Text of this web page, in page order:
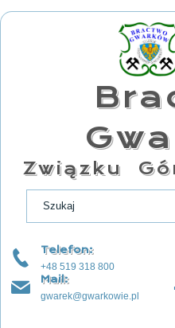
Związku
Telefon:
+48 519 318 800
Mail:
gwarek@gwarkowie.pl